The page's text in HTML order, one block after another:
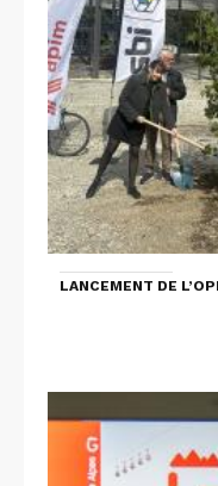
LANCEMENT DE